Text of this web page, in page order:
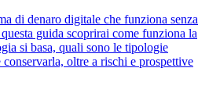
di denaro digitale che funziona senza
guida scoprirai come funziona la
si basa, quali sono le tipologie
oltre a rischi e prospettive